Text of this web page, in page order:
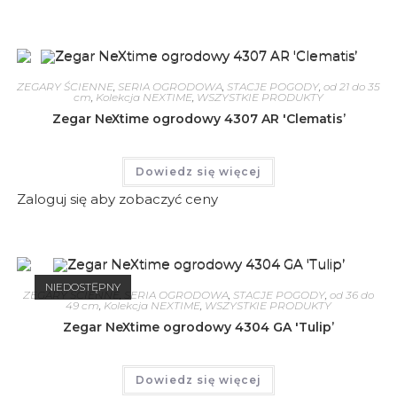
ZEGARY ŚCIENNE SERIA OGRODOWA STACJE POGODY od 21 do 35
cm Kolekcja NEXTIME WSZYSTKIE PRODUKTY
Zegar NeXtime ogrodowy 4307 AR 'Clematis’
Dowiedz się więcej
Zaloguj się aby zobaczyć ceny
NIEDOSTĘPNY
ZEGARY ŚCIENNE, SERIA OGRODOWA, STACJE POGODY, od 36 do
49 cm, Kolekcja NEXTIME, WSZYSTKIE PRODUKTY
Zegar NeXtime ogrodowy 4304 GA 'Tulip’
Dowiedz się więcej